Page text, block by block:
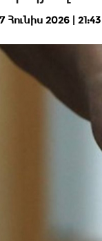
7 Հունիս 2026 | 21:43